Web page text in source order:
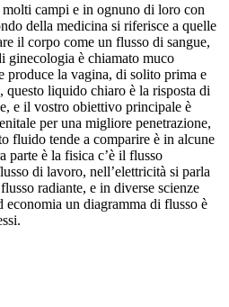
campi e in ognuno di loro con
della medicina si riferisce a quelle
il corpo come un flusso di sangue,
ginecologia è chiamato muco
produce la vagina, di solito prima e
questo liquido chiaro è la risposta di
e il vostro obiettivo principale è
per una migliore penetrazione,
fluido tende a comparire è in alcune
parte è la fisica c’è il flusso
di lavoro, nell’elettricità si parla
radiante, e in diverse scienze
economia un diagramma di flusso è